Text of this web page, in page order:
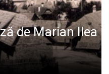
de Marian Ilea